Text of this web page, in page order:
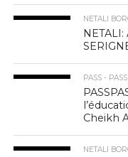
NETALI
PASS - PASS
Cheikh
NETALI